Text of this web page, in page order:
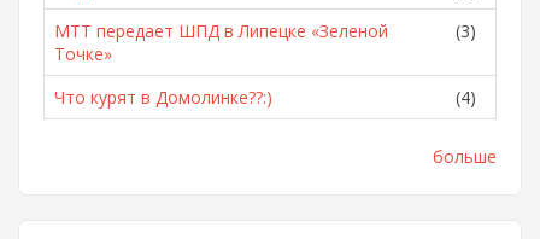
МТТ передает ШПД в Липецке «Зеленой
Точке»
(3)
Что курят в Домолинке??:) (4)
больше